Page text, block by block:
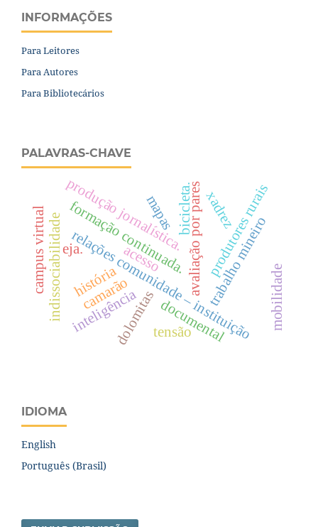
INFORMAÇÕES
Para Leitores
Para Autores
Para Bibliotecários
PALAVRAS-CHAVE
avaliação por pares
relações comunidade – instituição
trabalho mineiro
dolomitasdocumental
produção jornalística.
história
indissociabilidadeformação continuada. produtores rurais
campus virtual mapas
mobilidade
bicicleta.
camarão
xadrez
inteligência tensão
eja. acesso
IDIOMA
English
Português (Brasil)